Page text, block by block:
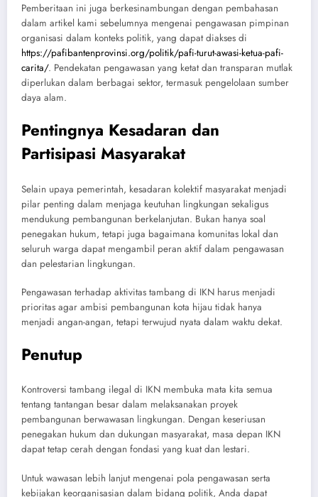
Pemberitaan ini juga berkesinambungan dengan pembahasan
dalam artikel kami sebelumnya mengenai pengawasan pimpinan
organisasi dalam konteks politik, yang dapat diakses di
https://pafibantenprovinsi.org/politik/pafi-turut-awasi-ketua-pafi-
carita/. Pendekatan pengawasan yang ketat dan transparan mutlak
diperlukan dalam berbagai sektor, termasuk pengelolaan sumber
daya alam.
Pentingnya Kesadaran dan
Partisipasi Masyarakat
Selain upaya pemerintah, kesadaran kolektif masyarakat menjadi
pilar penting dalam menjaga keutuhan lingkungan sekaligus
mendukung pembangunan berkelanjutan. Bukan hanya soal
penegakan hukum, tetapi juga bagaimana komunitas lokal dan
seluruh warga dapat mengambil peran aktif dalam pengawasan
dan pelestarian lingkungan.
Pengawasan terhadap aktivitas tambang di IKN harus menjadi
prioritas agar ambisi pembangunan kota hijau tidak hanya
menjadi angan-angan, tetapi terwujud nyata dalam waktu dekat.
Penutup
Kontroversi tambang ilegal di IKN membuka mata kita semua
tentang tantangan besar dalam melaksanakan proyek
pembangunan berwawasan lingkungan. Dengan keseriusan
penegakan hukum dan dukungan masyarakat, masa depan IKN
dapat tetap cerah dengan fondasi yang kuat dan lestari.
Untuk wawasan lebih lanjut mengenai pola pengawasan serta
kebijakan keorganisasian dalam bidang politik, Anda dapat